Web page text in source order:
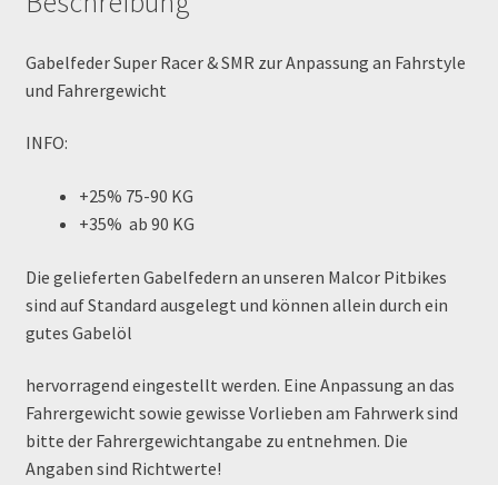
MERCHANDISE
My Profile
Newsletter
Order Confirmation
Order Failed
Pitbike Junior
Gabelfeder Super Racer & SMR zur Anpassung an Fahrstyle
und Fahrergewicht
INFO:
+25% 75-90 KG
+35% ab 90 KG
Die gelieferten Gabelfedern an unseren Malcor Pitbikes
sind auf Standard ausgelegt und können allein durch ein
gutes Gabelöl
hervorragend eingestellt werden. Eine Anpassung an das
Fahrergewicht sowie gewisse Vorlieben am Fahrwerk sind
bitte der Fahrergewichtangabe zu entnehmen. Die
Angaben sind Richtwerte!